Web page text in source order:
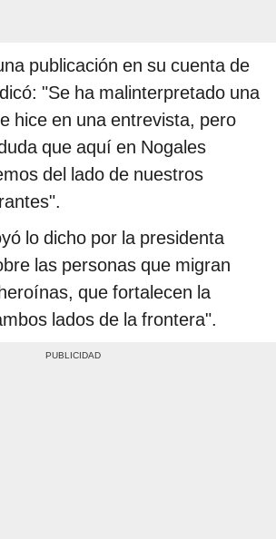
publicación en su cuenta de
"Se ha malinterpretado una
hice en una entrevista, pero
que aquí en Nogales
del lado de nuestros
lo dicho por la presidenta
las personas que migran
que fortalecen la
lados de la frontera".